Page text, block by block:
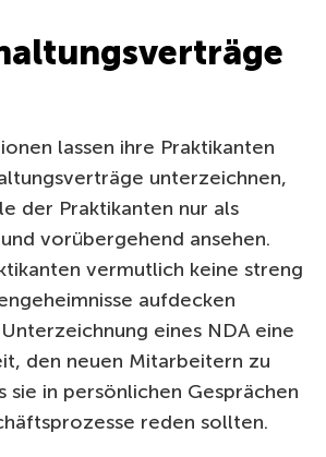
lassen ihre Praktikanten
unterzeichnen,
der Praktikanten nur als
vorübergehend ansehen.
vermutlich keine streng
aufdecken
eines NDA eine
den neuen Mitarbeitern zu
sie in persönlichen Gesprächen
reden sollten.